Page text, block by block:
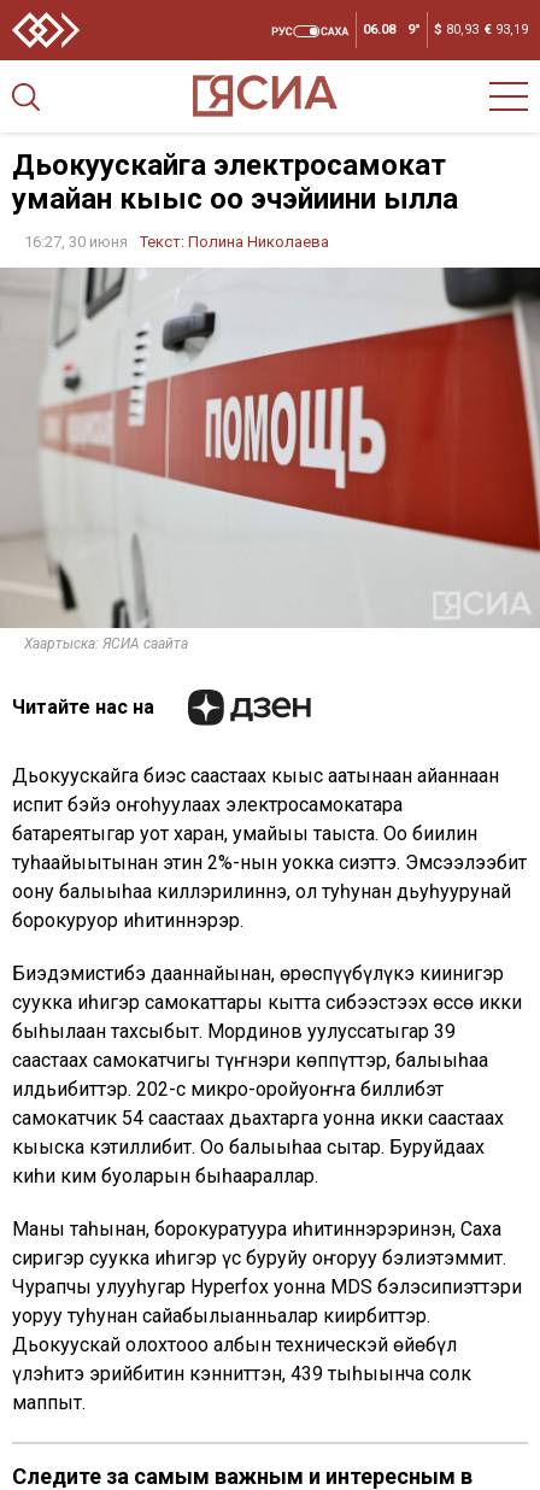
06.08 9° $ 80,93 € 93,19
Дьокуускайга электросамокат
умайан кыыс оҕо эчэйиини ылла
16:27, 30 июня Текст: Полина Николаева
Хаартыска: ЯСИА саайта
Читайте нас на
Дьокуускайга биэс саастаах кыыс аҕатынаан айаннаан
испит бэйэ оҥоһуулаах электросамокатара
батареятыгар уот харан, умайыы таҕыста. Оҕо биилин
туһаайыытынан этин 2%-нын уокка сиэттэ. Эмсэҕэлээбит
оҕону балыыһаҕа киллэрилиннэ, ол туһунан дьуһуурунай
борокуруор иһитиннэрэр.
Биэдэмистибэ дааннайынан, өрөспүүбүлүкэ киинигэр
суукка иһигэр самокаттары кытта сибээстээх өссө икки
быһылаан тахсыбыт. Мординов уулуссатыгар 39
саастаах самокатчигы түҥнэри көппүттэр, балыыһаҕа
илдьибиттэр. 202-с микро-оройуоҥҥа биллибэт
самокатчик 54 саастаах дьахтарга уонна икки саастаах
кыыска кэтиллибит. Оҕо балыыһаҕа сытар. Буруйдаах
киһи ким буоларын быһаараллар.
Маны таһынан, борокуратуура иһитиннэрэринэн, Саха
сиригэр суукка иһигэр үс буруйу оҥоруу бэлиэтэммит.
Чурапчы улууһугар Hyperfox уонна MDS бэлэсипиэттэри
уоруу туһунан сайабылыанньалар киирбиттэр.
Дьокуускай олохтооҕо албын техническэй өйөбүл
үлэһитэ эрийбитин кэнниттэн, 439 тыһыынча солк
маппыт.
Следите за самым важным и интересным в